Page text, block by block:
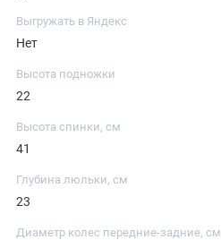
Выгружать в Яндекс
Нет
Высота подножки
22
Высота спинки, см
41
Глубина люльки, см
23
Диаметр колес передние-задние, см